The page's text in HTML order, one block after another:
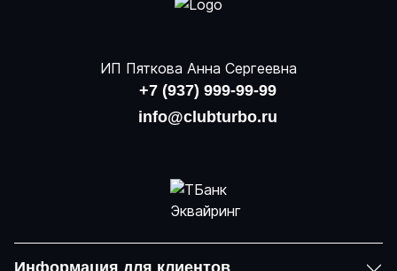
ИП Пяткова Анна Сергеевна
+7 (937) 999-99-99
info@clubturbo.ru